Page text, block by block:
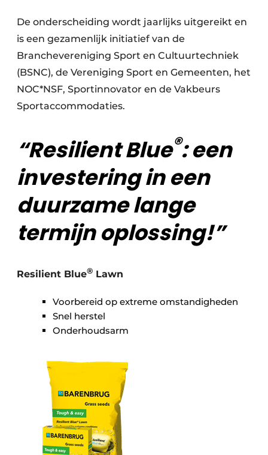
De onderscheiding wordt jaarlijks uitgereikt en
is een gezamenlijk initiatief van de
Branchevereniging Sport en Cultuurtechniek
(BSNC), de Vereniging Sport en Gemeenten, het
NOC*NSF, Sportinnovator en de Vakbeurs
Sportaccommodaties.
“Resilient Blue®: een
investering in een
duurzame lange
termijn oplossing!”
Resilient Blue® Lawn
Voorbereid op extreme omstandigheden
Snel herstel
Onderhoudsarm